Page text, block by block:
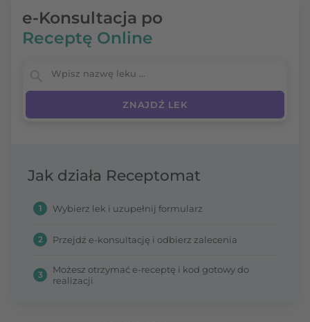
e-Konsultacja po
Receptę Online
Wpisz nazwę leku
Jak działa Receptomat
1 Wybierz lek i uzupełnij formularz
2 Przejdź e-konsultację i odbierz zalecenia
3
Możesz otrzymać e-receptę i kod gotowy do
realizacji